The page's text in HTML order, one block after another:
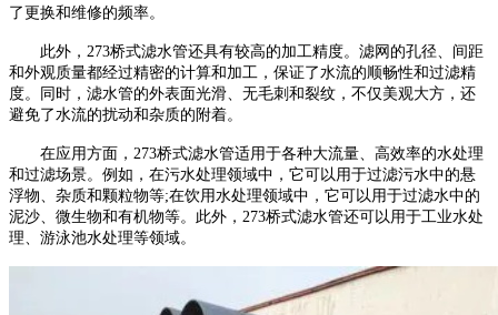
了更换和维修的频率。
此外，273桥式滤水管还具有较高的加工精度。滤网的孔径、间距
和外观质量都经过精密的计算和加工，保证了水流的顺畅性和过滤精
度。同时，滤水管的外表面光滑、无毛刺和裂纹，不仅美观大方，还
避免了水流的扰动和杂质的附着。
在应用方面，273桥式滤水管适用于各种大流量、高效率的水处理
和过滤场景。例如，在污水处理领域中，它可以用于过滤污水中的悬
浮物、杂质和颗粒物等;在饮用水处理领域中，它可以用于过滤水中的
泥沙、微生物和有机物等。此外，273桥式滤水管还可以用于工业水处
理、游泳池水处理等领域。